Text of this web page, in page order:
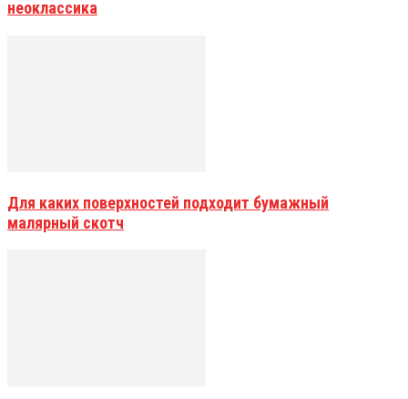
неоклассика
Для каких поверхностей подходит бумажный
малярный скотч